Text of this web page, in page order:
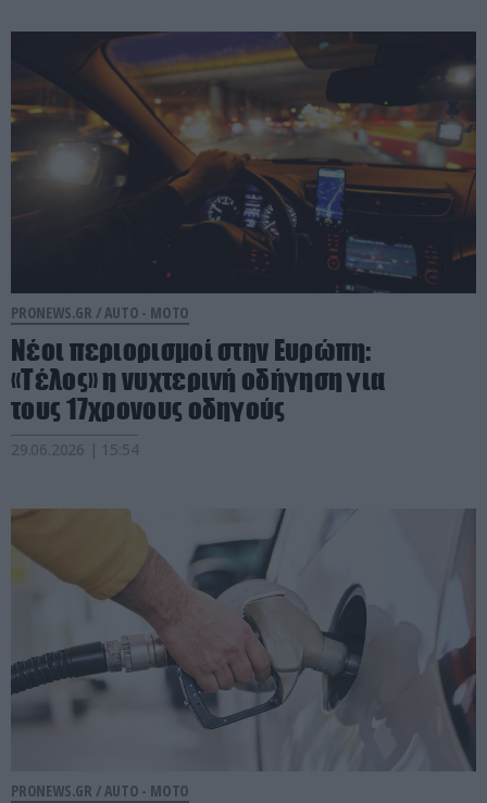
PRONEWS.GR /AUTO - MOTO
Νέοι περιορισμοί στην Ευρώπη:
«Τέλος» η νυχτερινή οδήγηση για
τους 17χρονους οδηγούς
29.06.2026 | 15:54
PRONEWS.GR /AUTO - MOTO